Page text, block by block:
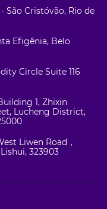
São Cristóvão, Rio de
Efigênia, Belo
Circle Suite 116
1, Zhixin
Lucheng District,
Liwen Road，
323903